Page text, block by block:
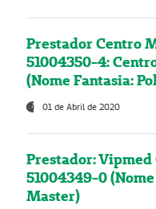
Prestador Centro
51004350-4:
(Nome Fantasia:
01 de Abril de 2020
Prestador:
51004349-0
Master)